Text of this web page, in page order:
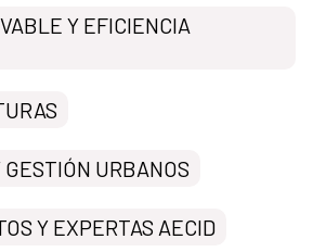
Y EFICIENCIA
URBANOS
Y EXPERTAS AECID